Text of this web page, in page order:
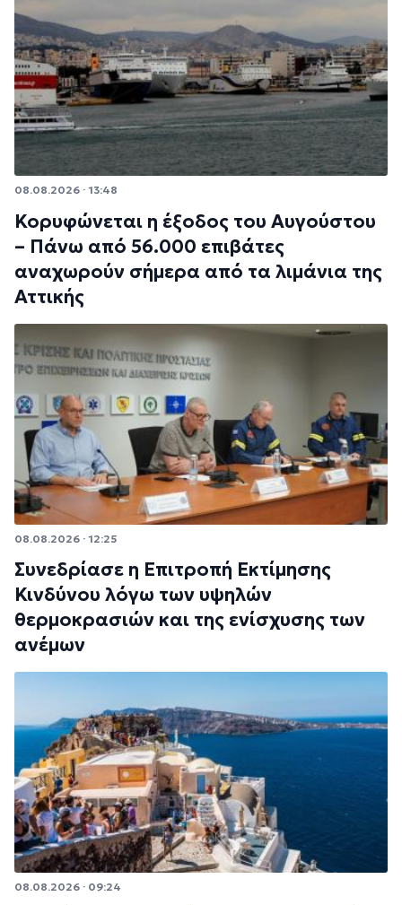
08.08.2026 · 13:48
Κορυφώνεται η έξοδος του Αυγούστου
– Πάνω από 56.000 επιβάτες
αναχωρούν σήμερα από τα λιμάνια της
Αττικής
08.08.2026 · 12:25
Συνεδρίασε η Επιτροπή Εκτίμησης
Κινδύνου λόγω των υψηλών
θερμοκρασιών και της ενίσχυσης των
ανέμων
08.08.2026 · 09:24